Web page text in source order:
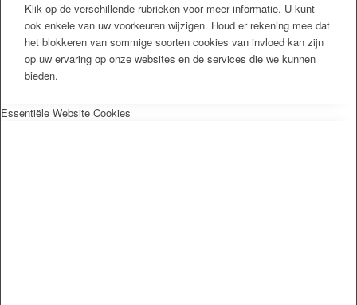
Klik op de verschillende rubrieken voor meer informatie. U kunt
ook enkele van uw voorkeuren wijzigen. Houd er rekening mee dat
het blokkeren van sommige soorten cookies van invloed kan zijn
op uw ervaring op onze websites en de services die we kunnen
bieden.
Essentiële Website Cookies